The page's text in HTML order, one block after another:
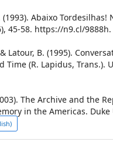
(1993). Abaixo Tordesilhas!
45-58. https://n9.cl/9888h.
Latour, B. (1995).
Time (R. Lapidus, Trans.).
The Archive and the
in the Americas. Duke